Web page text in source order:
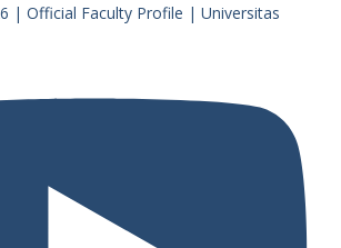
| Official Faculty Profile | Universitas